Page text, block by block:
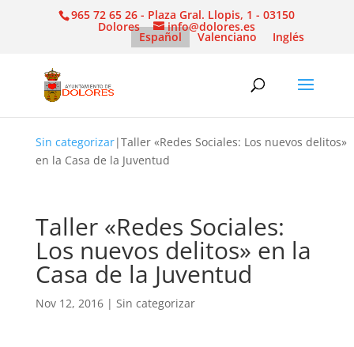
965 72 65 26 - Plaza Gral. Llopis, 1 - 03150
Dolores info@dolores.es
Español Valenciano Inglés
Sin categorizar|Taller «Redes Sociales: Los nuevos delitos»
en la Casa de la Juventud
Taller «Redes Sociales:
Los nuevos delitos» en la
Casa de la Juventud
Nov 12, 2016| Sin categorizar